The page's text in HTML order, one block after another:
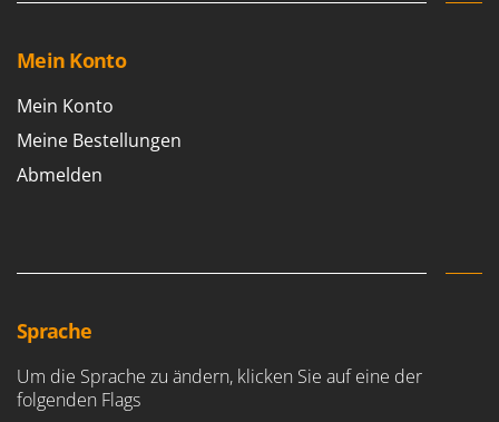
Mein Konto
Mein Konto
Meine Bestellungen
Abmelden
Sprache
Um die Sprache zu ändern, klicken Sie auf eine der
folgenden Flags